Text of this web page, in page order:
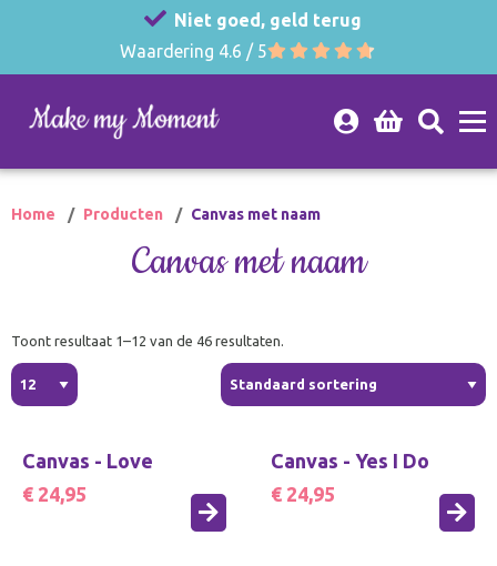
Niet goed, geld terug
Waardering 4.6 / 5
Home Producten Canvas met naam
Canvas met naam
Toont resultaat 1–12 van de 46 resultaten.
Canvas - Love
€ 24,95
Canvas - Yes I Do
€ 24,95